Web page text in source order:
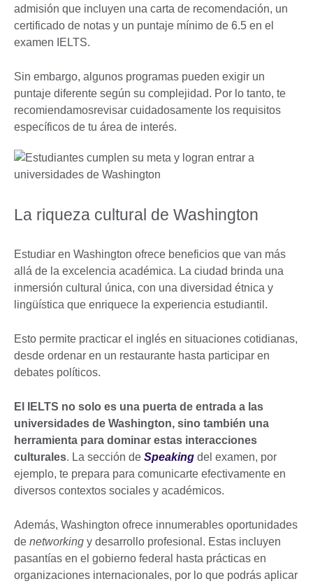
admisión que incluyen una carta de recomendación, un
certificado de notas y un puntaje mínimo de 6.5 en el
examen IELTS.
Sin embargo, algunos programas pueden exigir un
puntaje diferente según su complejidad. Por lo tanto, te
recomiendamosrevisar cuidadosamente los requisitos
específicos de tu área de interés.
La riqueza cultural de Washington
Estudiar en Washington ofrece beneficios que van más
allá de la excelencia académica. La ciudad brinda una
inmersión cultural única, con una diversidad étnica y
lingüística que enriquece la experiencia estudiantil.
Esto permite practicar el inglés en situaciones cotidianas,
desde ordenar en un restaurante hasta participar en
debates políticos.
El IELTS no solo es una puerta de entrada a las
universidades de Washington, sino también una
herramienta para dominar estas interacciones
culturales. La sección de Speaking del examen, por
ejemplo, te prepara para comunicarte efectivamente en
diversos contextos sociales y académicos.
Además, Washington ofrece innumerables oportunidades
de networking y desarrollo profesional. Estas incluyen
pasantías en el gobierno federal hasta prácticas en
organizaciones internacionales, por lo que podrás aplicar